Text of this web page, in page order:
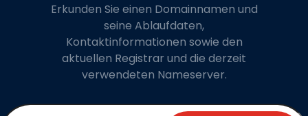
Erkunden Sie einen Domainnamen und
seine Ablaufdaten,
Kontaktinformationen sowie den
aktuellen Registrar und die derzeit
verwendeten Nameserver.